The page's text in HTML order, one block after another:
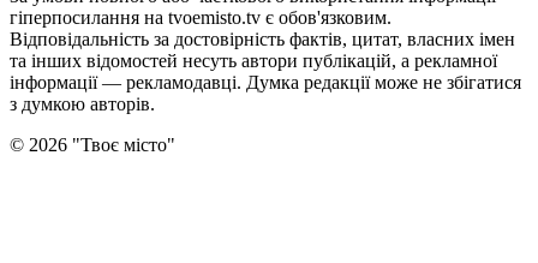
гіперпосилання на tvoemisto.tv є обов'язковим.
Відповідальність за достовірність фактів, цитат, власних імен
та інших відомостей несуть автори публікацій, а рекламної
інформації — рекламодавці. Думка редакцiї може не збiгатися
з думкою авторiв.
© 2026 "Твоє місто"